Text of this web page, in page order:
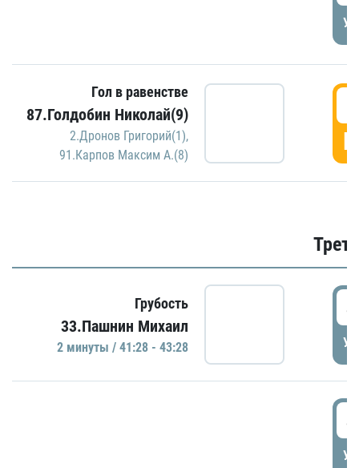
Гол в равенстве
87.Голдобин Николай(9)
2.Дронов Григорий(1),
91.Карпов Максим А.(8)
Грубость
33.Пашнин Михаил
2 минуты / 41:28 - 43:28